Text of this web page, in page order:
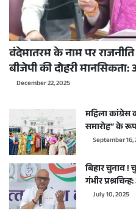
वंदेमातरम के नाम पर
बीजेपी की दोहरी मानसिकता:
December 22, 2025
महिला कांग्रेस
समारोह” के
September 16,
बिहार चुनाव
गंभीर
July 10, 2025